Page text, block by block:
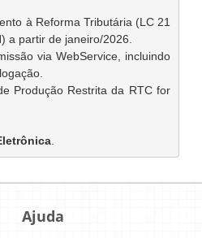
à Reforma Tributária (LC 21
a partir de janeiro/2026.
via WebService, incluindo
Produção Restrita da RTC for
Ajuda